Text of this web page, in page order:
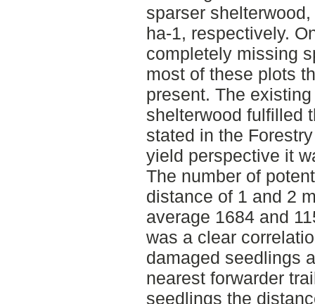
sparser
ha-1, respectively.
completely missing
most of these plots
present. The
shelterwood fulfilled
stated in the
yield perspective it
The number of
distance of 1 and 2
average 1684 and
was a clear
damaged seedlings
nearest forwarder
seedlings the